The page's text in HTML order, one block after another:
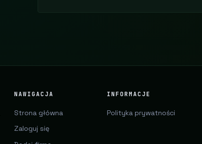
NAWIGACJA
Strona główna
Zaloguj się
INFORMACJE
Polityka prywatności